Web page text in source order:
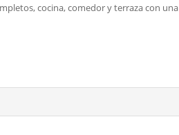
cocina, comedor y terraza con una